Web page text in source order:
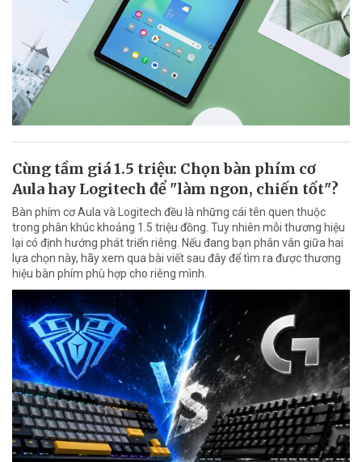
Cùng tầm giá 1.5 triệu: Chọn bàn phím cơ
Aula hay Logitech để "làm ngon, chiến tốt"?
Bàn phím cơ Aula và Logitech đều là những cái tên quen thuộc
trong phân khúc khoảng 1.5 triệu đồng. Tuy nhiên mỗi thương hiệu
lại có định hướng phát triển riêng. Nếu đang bạn phân vân giữa hai
lựa chọn này, hãy xem qua bài viết sau đây để tìm ra được thương
hiệu bàn phím phù hợp cho riêng mình.